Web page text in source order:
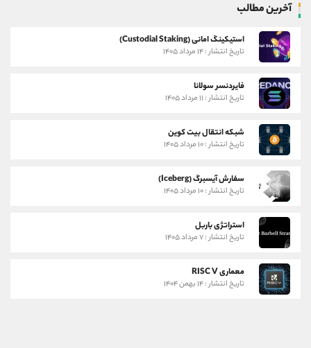
آخرین مطالب
استیکینگ امانی (Custodial Staking)
تاریخ انتشار : ۱۴ مرداد ۱۴۰۵
فایردنسر سولانا
تاریخ انتشار : ۱۱ مرداد ۱۴۰۵
شبکه انتقال بیت کوین
تاریخ انتشار : ۱۰ مرداد ۱۴۰۵
سفارش آیسبرگ (Iceberg)
تاریخ انتشار : ۱۰ مرداد ۱۴۰۵
استراتژی باربل
تاریخ انتشار : ۷ مرداد ۱۴۰۵
معماری RISC V
تاریخ انتشار : ۱۴ بهمن ۱۴۰۴